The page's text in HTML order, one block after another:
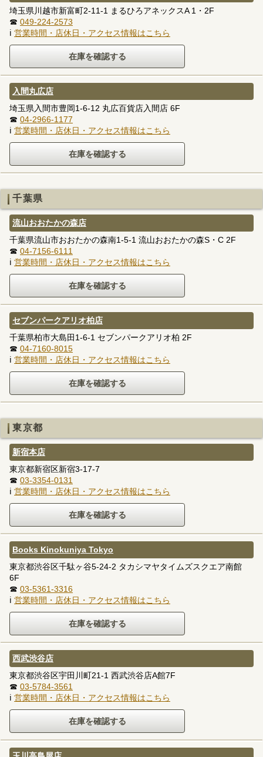
埼玉県川越市新富町2-11-1 まるひろアネックスA 1・2F
☎ 049-224-2573
ℹ 営業時間・店休日・アクセス情報はこちら
入間丸広店
埼玉県入間市豊岡1-6-12 丸広百貨店入間店 6F
☎ 04-2966-1177
ℹ 営業時間・店休日・アクセス情報はこちら
千葉県
流山おおたかの森店
千葉県流山市おおたかの森南1-5-1 流山おおたかの森S・C 2F
☎ 04-7156-6111
ℹ 営業時間・店休日・アクセス情報はこちら
セブンパークアリオ柏店
千葉県柏市大島田1-6-1 セブンパークアリオ柏 2F
☎ 04-7160-8015
ℹ 営業時間・店休日・アクセス情報はこちら
東京都
新宿本店
東京都新宿区新宿3-17-7
☎ 03-3354-0131
ℹ 営業時間・店休日・アクセス情報はこちら
Books Kinokuniya Tokyo
東京都渋谷区千駄ヶ谷5-24-2 タカシマヤタイムズスクエア南館
6F
☎ 03-5361-3316
ℹ 営業時間・店休日・アクセス情報はこちら
西武渋谷店
東京都渋谷区宇田川町21-1 西武渋谷店A館7F
☎ 03-5784-3561
ℹ 営業時間・店休日・アクセス情報はこちら